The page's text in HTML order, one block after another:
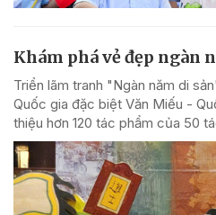
Khám phá vẻ đẹp ngàn
Triển lãm tranh "Ngàn năm di
Quốc gia đặc biệt Văn Miếu -
thiệu hơn 120 tác phẩm của 50